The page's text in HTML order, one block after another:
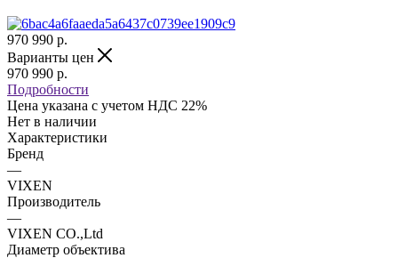
970 990 р.
Варианты цен
970 990 р.
Подробности
Цена указана с учетом НДС 22%
Нет в наличии
Характеристики
Бренд
—
VIXEN
Производитель
—
VIXEN CO.,Ltd
Диаметр объектива